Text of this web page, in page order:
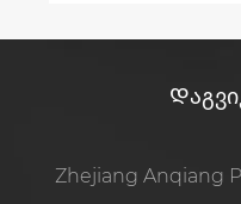
Zhejiang Anqiang